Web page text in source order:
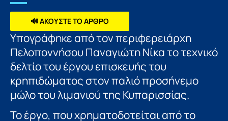
🔊 ΑΚΟΥΣΤΕ ΤΟ ΑΡΘΡΟ
Υπογράφηκε από τον περιφερειάρχη
Πελοποννήσου Παναγιώτη Νίκα το τεχνικό
δελτίο του έργου επισκευής του
κρηπιδώματος στον παλιό προσήνεμο
μώλο του λιμανιού της Κυπαρισσίας.
Το έργο, που χρηματοδοτείται από το